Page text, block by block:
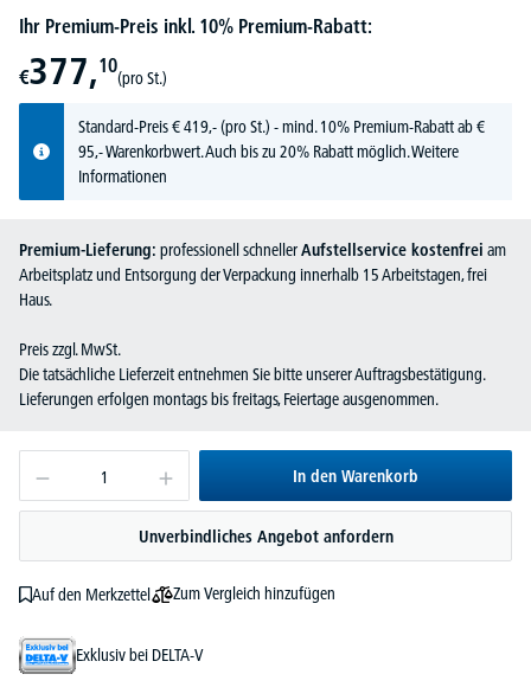
Ihr Premium-Preis inkl. 10% Premium-Rabatt:
€377,10
(pro St.)
Standard-Preis€419,-(pro St.) - mind. 10% Premium-Rabatt ab €
95,- Warenkorbwert. Auch bis zu 20% Rabatt möglich.Weitere
Informationen
Premium-Lieferung: professionell schnellerAufstellservice kostenfrei am
Arbeitsplatz und Entsorgung der Verpackung innerhalb 15 Arbeitstagen, frei
Haus.
Preis zzgl. MwSt.
Die tatsächliche Lieferzeit entnehmen Sie bitte unserer Auftragsbestätigung.
Lieferungen erfolgen montags bis freitags, Feiertage ausgenommen.
In den Warenkorb
Unverbindliches Angebot anfordern
Auf den Merkzettel Zum Vergleich hinzufügen
Exklusiv bei DELTA-V